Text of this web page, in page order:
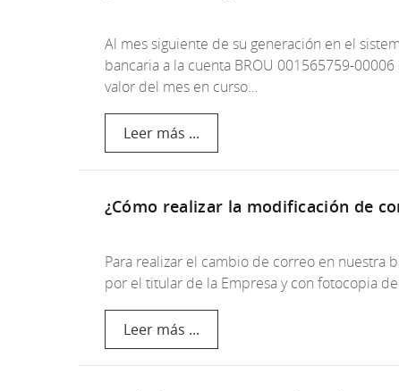
Al mes siguiente de su generación en el
bancaria a la cuenta BROU 001565759-
valor del mes en curso…
Leer más ...
¿Cómo realizar la modificación de
Para realizar el cambio de correo en nuestra
por el titular de la Empresa y con fotocopia
Leer más ...